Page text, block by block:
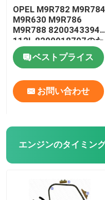
カムシャフトのスプ
クランク軸のタイミ
タイミングのチェー
チェーン テンショナ
OPEL M9R782 M9R784
M9R630 M9R786
M9R788 8200343394
112L 8200918797のた
めのVAUXHALLヴィヴ
ァーロ2.0 Cdtiのタイミ
ベストプライス
お問い合わせ
エンジンのタイミン